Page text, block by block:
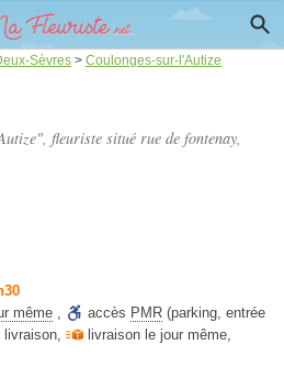
Sèvres > Coulonges-sur-l'Autize
fleuriste situé rue de fontenay,
même , accès PMR (parking, entrée
livraison, livraison le jour même,